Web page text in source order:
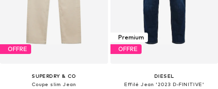
OFFRE
SUPERDRY & CO
Coupe slim Jean
Premium
OFFRE
DIESEL
Effilé Jean '2023 D-FINITIVE'